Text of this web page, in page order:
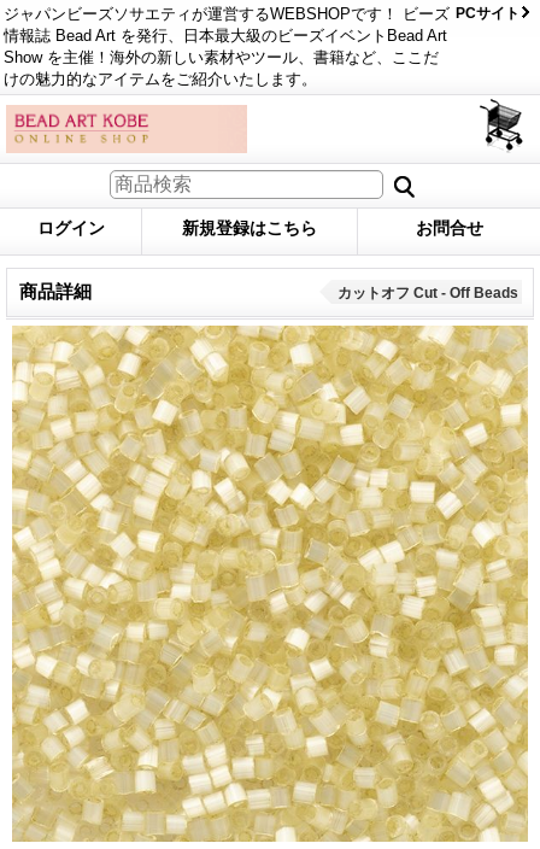
ジャパンビーズソサエティが運営するWEBSHOPです！ ビーズ
情報誌 Bead Art を発行、日本最大級のビーズイベントBead Art
Show を主催！海外の新しい素材やツール、書籍など、ここだ
けの魅力的なアイテムをご紹介いたします。
PCサイト
ログイン 新規登録はこちら お問合せ
商品詳細 カットオフ Cut - Off Beads